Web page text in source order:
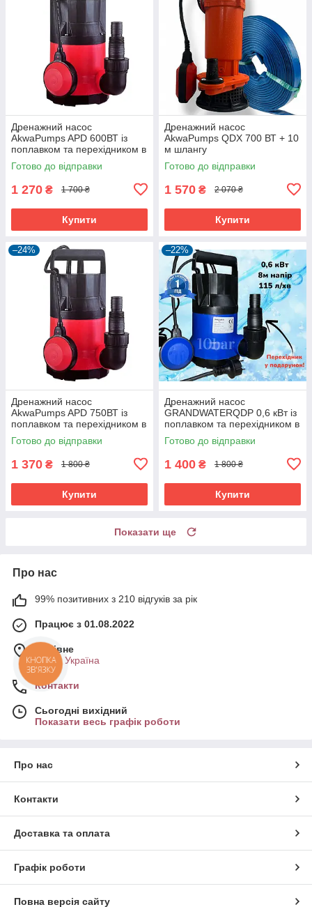
Дренажний насос
AkwaPumps APD 600ВТ із
поплавком та перехідником в
подарунок
Готово до відправки
1 270 ₴ 1 700 ₴
Купити
Дренажний насос
AkwaPumps QDX 700 ВТ + 10
м шлангу
Готово до відправки
1 570 ₴ 2 070 ₴
Купити
–24%
Дренажний насос
AkwaPumps APD 750ВТ із
поплавком та перехідником в
подарунок
Готово до відправки
1 370 ₴ 1 800 ₴
Купити
–22%
Дренажний насос
GRANDWATERQDP 0,6 кВт із
поплавком та перехідником в
подарунок
Готово до відправки
1 400 ₴ 1 800 ₴
Купити
Показати ще
Про нас
99% позитивних з 210 відгуків за рік
Працює з 01.08.2022
м. Рівне
Рівне, Україна
Контакти
Сьогодні вихідний
Показати весь графік роботи
Про нас
Контакти
Доставка та оплата
Графік роботи
Повна версія сайту